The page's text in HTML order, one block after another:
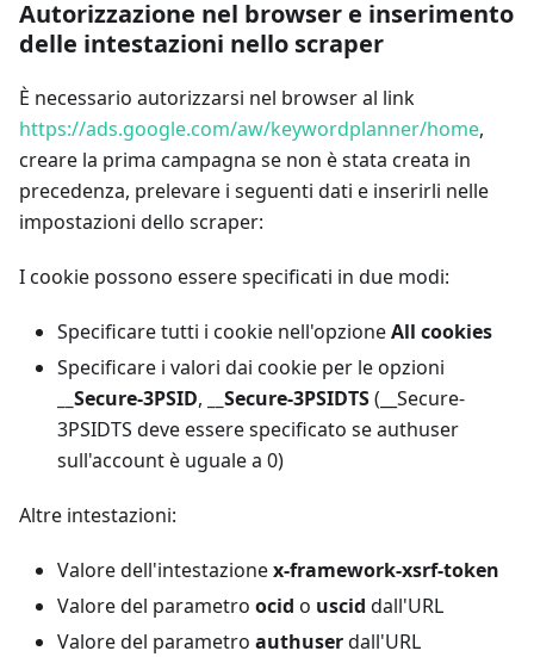
Autorizzazione nel browser e inserimento
delle intestazioni nello scraper
È necessario autorizzarsi nel browser al link
https://ads.google.com/aw/keywordplanner/home,
creare la prima campagna se non è stata creata in
precedenza, prelevare i seguenti dati e inserirli nelle
impostazioni dello scraper:
I cookie possono essere specificati in due modi:
Specificare tutti i cookie nell'opzioneAll cookies
Specificare i valori dai cookie per le opzioni
__Secure-3PSID, __Secure-3PSIDTS(__Secure-
3PSIDTS deve essere specificato se authuser
sull'account è uguale a 0)
Altre intestazioni:
Valore dell'intestazionex-framework-xsrf-token
Valore del parametro ocid o uscid dall'URL
Valore del parametro authuserdall'URL